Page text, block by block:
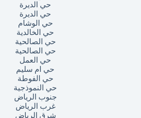
حي الديرة
حي الديرة
حي الوشام
حي الخالدية
حي الصالحية
حي الصالحية
حي العمل
حي ام سليم
حي الفوطة
حي النموذجية
جنوب الرياض
غرب الرياض
شرق الرياض